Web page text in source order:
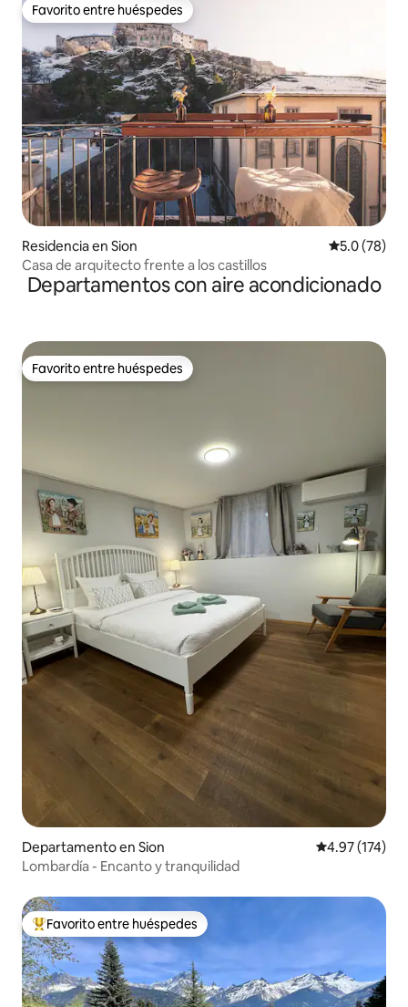
Favorito entre huéspedes
Favorito entre huéspedes
Residencia en Sion Calificación
5.0 (78)
Casa de arquitecto frente a los castillos
Departamentos con aire acondicionado
Favorito entre huéspedes
Favorito entre huéspedes
Departamento en Sion Calificación
4.97 (174)
Lombardía - Encanto y tranquilidad
De los mejores en Favorito entre huéspedes
Favorito entre huéspedes